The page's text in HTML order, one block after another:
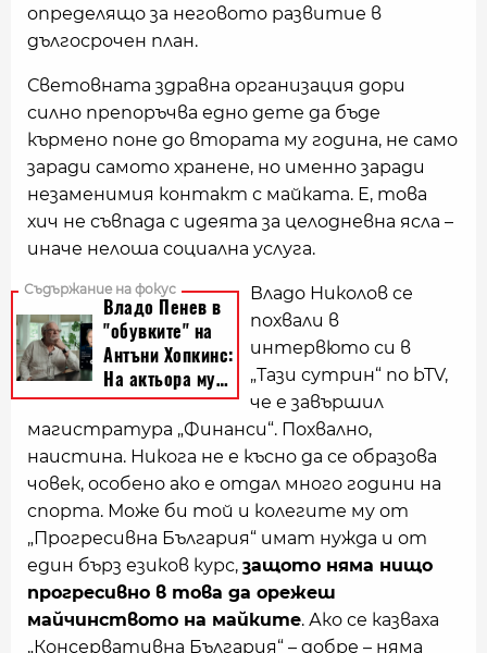
определящо за неговото развитие в
дългосрочен план.
Световната здравна организация дори
силно препоръчва едно дете да бъде
кърмено поне до втората му година, не само
заради самото хранене, но именно заради
незаменимия контакт с майката. Е, това
хич не съвпада с идеята за целодневна ясла –
иначе нелоша социална услуга.
Владо Николов се
похвали в
интервюто си в
„Тази сутрин“ по bTV,
че е завършил
магистратура „Финанси“. Похвално,
наистина. Никога не е късно да се образова
човек, особено ако е отдал много години на
спорта. Може би той и колегите му от
„Прогресивна България“ имат нужда и от
един бърз езиков курс, защото няма нищо
прогресивно в това да орежеш
майчинството на майките. Ако се казваха
„Консервативна България“ – добре – няма